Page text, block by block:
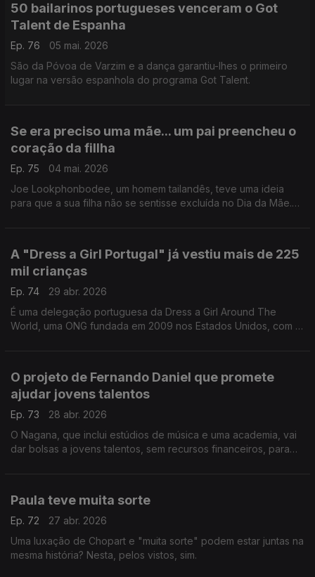
50 bailarinos portugueses venceram o Got
Talent de Espanha
Ep. 76
05 mai. 2026
São da Póvoa de Varzim e a dança garantiu-lhes o primeiro
lugar na versão espanhola do programa Got Talent.
Se era preciso uma mãe... um pai preencheu o
coração da fillha
Ep. 75
04 mai. 2026
Joe Lookphonbodee, um homem tailandês, teve uma ideia
para que a sua filha não se sentisse excluída no Dia da Mãe.
A "Dress a Girl Portugal" já vestiu mais de 225
mil crianças
Ep. 74
29 abr. 2026
É uma delegação portuguesa da Dress a Girl Around The
World, uma ONG fundada em 2009 nos Estados Unidos, com a
O projeto de Fernando Daniel que promete
ajudar jovens talentos
Ep. 73
28 abr. 2026
O Nagana, que inclui estúdios de música e uma academia, vai
dar bolsas a jovens talentos, sem recursos financeiros, para
Paula teve muita sorte
Ep. 72
27 abr. 2026
Uma luxação de Chopart e "muita sorte" podem estar juntas na
mesma história? Nesta, pelos vistos, sim.